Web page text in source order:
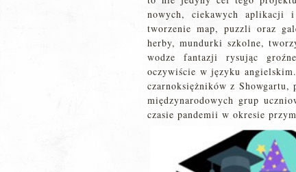
nowych, ciekawych aplikacji
tworzenie map, puzzli oraz
herby, mundurki szkolne,
wodze fantazji rysując
oczywiście w języku
czarnoksiężników z
międzynarodowych grup
czasie pandemii w okresie